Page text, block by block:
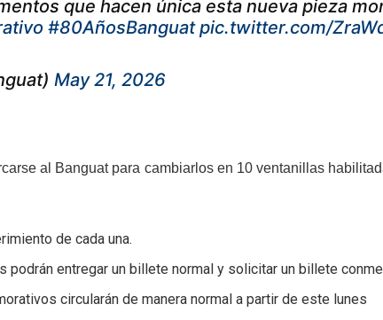
que hacen única esta nueva pieza
#80AñosBanguat pic.twitter.com/
May 21, 2026
al Banguat para cambiarlos en 10 ventanillas
de cada una.
podrán entregar un billete normal y solicitar un billete
circularán de manera normal a partir de este lunes